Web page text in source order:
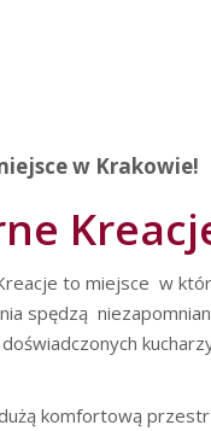
w Krakowie!
to miejsce w
spędzą
komfortową